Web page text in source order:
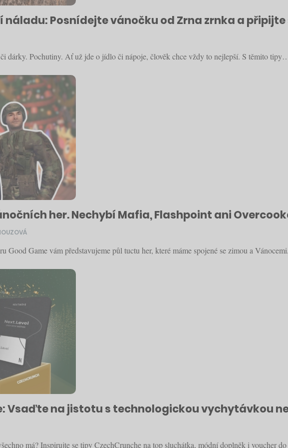
Posnídejte vánočku od Zrna zrnka a
dárky. Pochutiny. Ať už jde o jídlo či nápoje, člověk chce vždy to nejlepší. S těmito
her. Nechybí Mafia, Flashpoint ani
Good Game vám představujeme půl tuctu her, které máme spojené se zimou a Vánocemi.
Vsaďte na jistotu s technologickou vychytávkou
má? Inspirujte se tipy CzechCrunche na top sluchátka, módní doplněk i voucher